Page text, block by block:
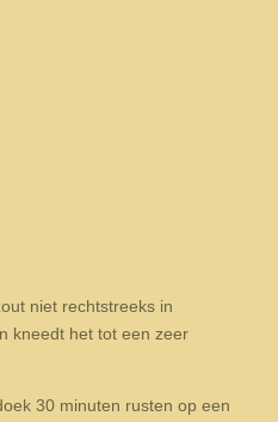
niet rechtstreeks in
kneedt het tot een zeer
30 minuten rusten op een